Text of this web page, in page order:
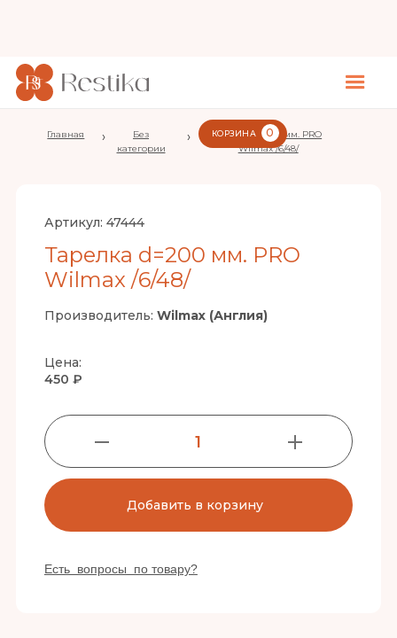
КОРЗИНА 0
Главная ›
Без
категории
›
Тарелка d=200 мм. PRO
Wilmax /6/48/
Артикул: 47444
Тарелка d=200 мм. PRO
Wilmax /6/48/
Производитель: Wilmax (Англия)
Цена:
450 ₽
1
Добавить в корзину
Есть вопросы по товару?